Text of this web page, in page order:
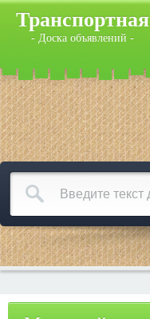
Транспортная
- Доска объявлений -